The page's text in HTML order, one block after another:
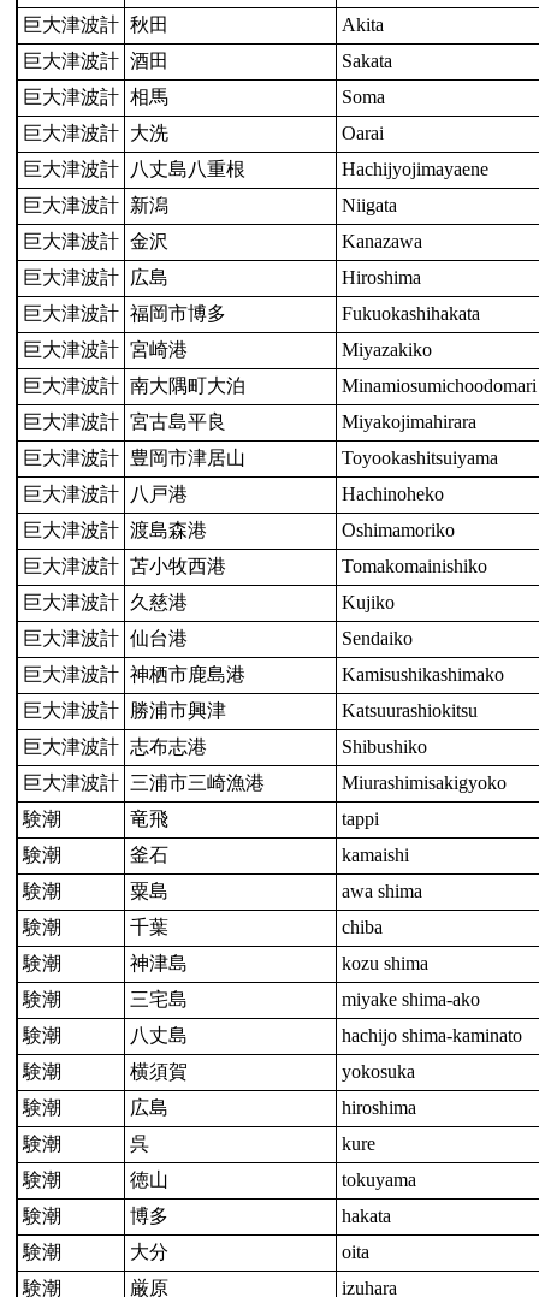
巨大津波計 秋田
Akita
巨大津波計 酒田
Sakata
巨大津波計 相馬
Soma
巨大津波計 大洗
Oarai
巨大津波計
八丈島八重根
Hachijyojimayaene
巨大津波計 新潟
Niigata
巨大津波計 金沢
Kanazawa
巨大津波計
広島
Hiroshima
巨大津波計 福岡市博多
Fukuokashihakata
巨大津波計 宮崎港
Miyazakiko
巨大津波計 南大隅町大泊
Minamiosumichoodomari
巨大津波計 宮古島平良
Miyakojimahirara
巨大津波計 豊岡市津居山
Toyookashitsuiyama
巨大津波計
八戸港
Hachinoheko
巨大津波計 渡島森港
Oshimamoriko
巨大津波計 苫小牧西港
Tomakomainishiko
巨大津波計 久慈港
Kujiko
巨大津波計 仙台港
Sendaiko
巨大津波計 神栖市鹿島港
Kamisushikashimako
巨大津波計 勝浦市興津
Katsuurashiokitsu
巨大津波計 志布志港
Shibushiko
巨大津波計 三浦市三崎漁港
Miurashimisakigyoko
験潮
竜飛
tappi
験潮
釜石
kamaishi
験潮
粟島
awa shima
験潮
千葉
chiba
験潮
神津島
kozu shima
験潮
三宅島
miyake shima-ako
験潮
八丈島
hachijo shima-kaminato
験潮
横須賀
yokosuka
験潮
広島
hiroshima
験潮
呉
kure
験潮
徳山
tokuyama
験潮
博多
hakata
験潮
大分
oita
験潮
厳原
izuhara